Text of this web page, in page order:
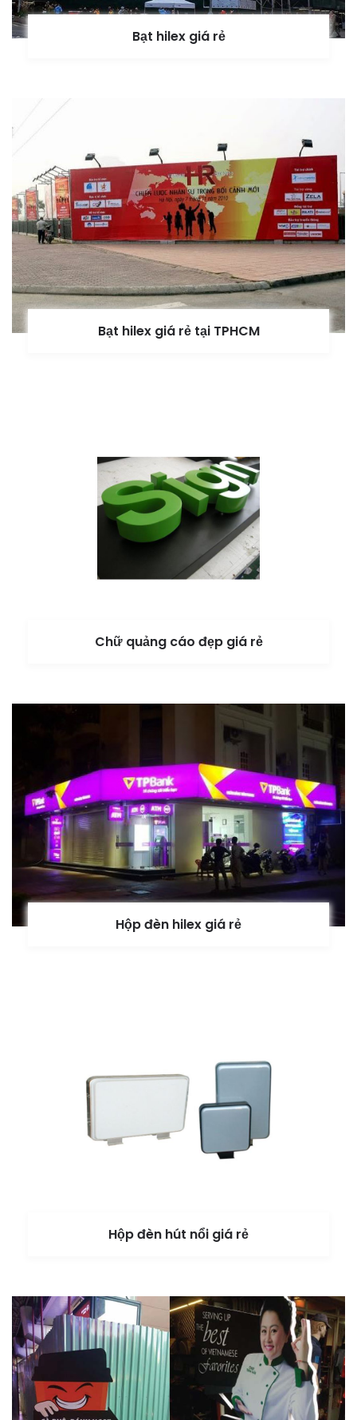
Bạt hilex giá rẻ
Bạt hilex giá rẻ tại TPHCM
Chữ quảng cáo đẹp giá rẻ
Hộp đèn hilex giá rẻ
Hộp đèn hút nổi giá rẻ